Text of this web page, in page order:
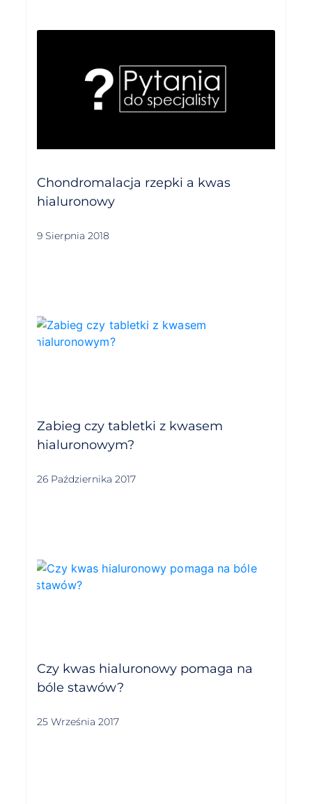
Chondromalacja rzepki a kwas
hialuronowy
9 Sierpnia 2018
Zabieg czy tabletki z kwasem
hialuronowym?
26 Października 2017
Czy kwas hialuronowy pomaga na
bóle stawów?
25 Września 2017